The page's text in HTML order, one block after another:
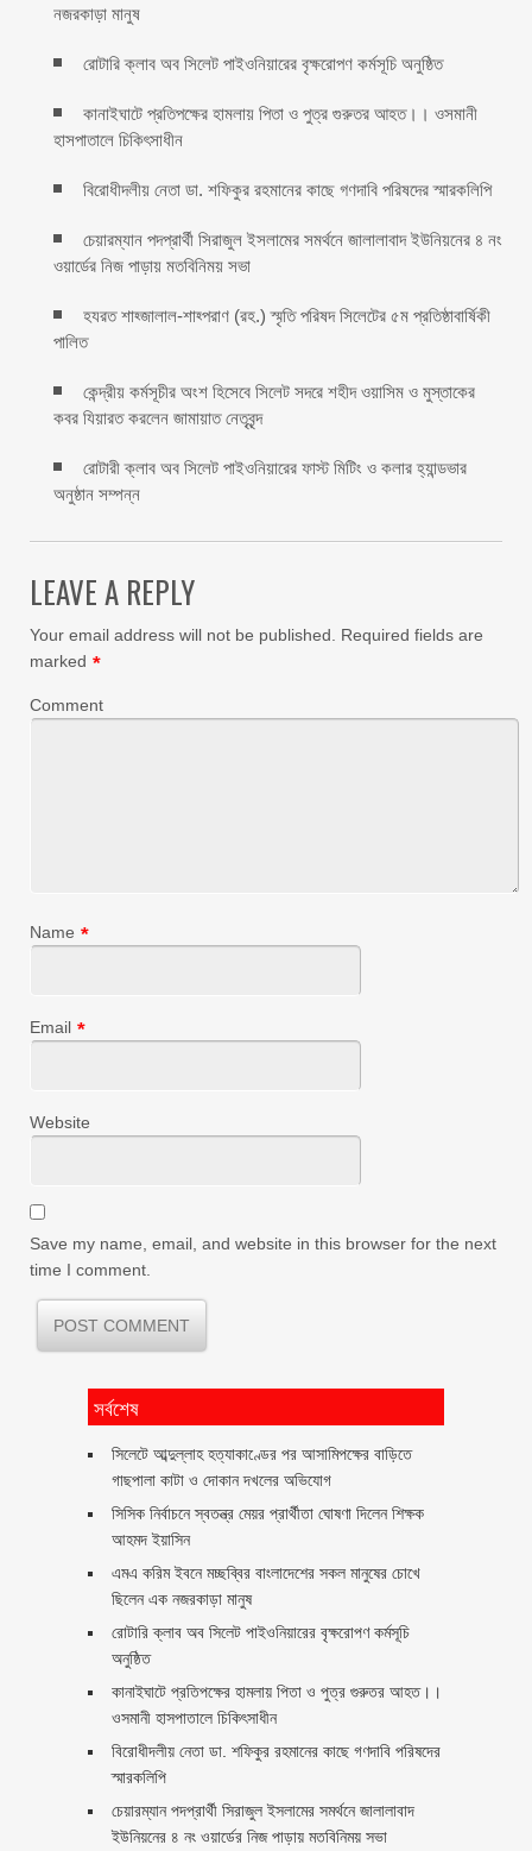
নজরকাড়া মানুষ ‎
রোটারি ক্লাব অব সিলেট পাইওনিয়ারের বৃক্ষরোপণ কর্মসূচি অনুষ্ঠিত
কানাইঘাটে প্রতিপক্ষের হামলায় পিতা ও পুত্র গুরুতর আহত।। ওসমানী
হাসপাতালে চিকিৎসাধীন
বিরোধীদলীয় নেতা ডা. শফিকুর রহমানের কাছে গণদাবি পরিষদের স্মারকলিপি ‎
চেয়ারম্যান পদপ্রার্থী সিরাজুল ইসলামের সমর্থনে জালালাবাদ ইউনিয়নের ৪ নং
ওয়ার্ডের নিজ পাড়ায় মতবিনিময় সভা
হযরত শাহ্জালাল-শাহ্পরাণ (রহ.) স্মৃতি পরিষদ সিলেটের ৫ম প্রতিষ্ঠাবার্ষিকী
পালিত ‎​
কেন্দ্রীয় কর্মসূচীর অংশ হিসেবে সিলেট সদরে শহীদ ওয়াসিম ও মুস্তাকের
কবর যিয়ারত করলেন জামায়াত নেতৃবৃন্দ ‎
রোটারী ক্লাব অব সিলেট পাইওনিয়ারের ফাস্ট মিটিং ও কলার হ্যান্ডভার
অনুষ্ঠান সম্পন্ন
LEAVE A REPLY
Your email address will not be published.
Required fields are
marked *
Comment
Name *
Email *
Website
Save my name, email, and website in this browser for the next
time I comment.
সর্বশেষ
সিলেটে আব্দুল্লাহ হত্যাকাণ্ডের পর আসামিপক্ষের বাড়িতে
গাছপালা কাটা ও দোকান দখলের অভিযোগ
সিসিক নির্বাচনে স্বতন্ত্র মেয়র প্রার্থীতা ঘোষণা দিলেন শিক্ষক
আহমদ ইয়াসিন
এমএ করিম ইবনে মচ্ছব্বির বাংলাদেশের সকল মানুষের চোখে
ছিলেন এক নজরকাড়া মানুষ ‎
রোটারি ক্লাব অব সিলেট পাইওনিয়ারের বৃক্ষরোপণ কর্মসূচি
অনুষ্ঠিত
কানাইঘাটে প্রতিপক্ষের হামলায় পিতা ও পুত্র গুরুতর আহত।।
ওসমানী হাসপাতালে চিকিৎসাধীন
বিরোধীদলীয় নেতা ডা. শফিকুর রহমানের কাছে গণদাবি পরিষদের
স্মারকলিপি ‎
চেয়ারম্যান পদপ্রার্থী সিরাজুল ইসলামের সমর্থনে জালালাবাদ
ইউনিয়নের ৪ নং ওয়ার্ডের নিজ পাড়ায় মতবিনিময় সভা